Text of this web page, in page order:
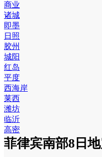
商业
诸城
即墨
日照
胶州
城阳
红岛
平度
西海岸
莱西
潍坊
临沂
高密
菲律宾南部8日